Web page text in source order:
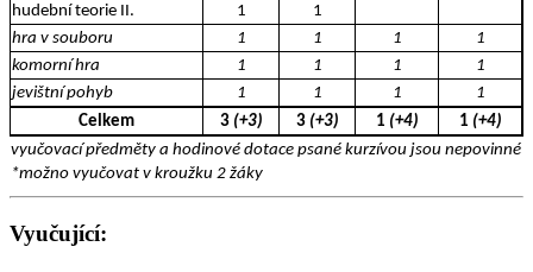
hudební teorie II.
1
1
hra v souboru
1 1 1
1
komorní hra
1 1 1
1
jevištní pohyb
1 1 1
1
Celkem
3 (+3) 3 (+3) 1 (+4) 1 (+4)
vyučovací předměty a hodinové dotace psané kurzívou jsou nepovinné
*možno vyučovat v kroužku 2 žáky
Vyučující: